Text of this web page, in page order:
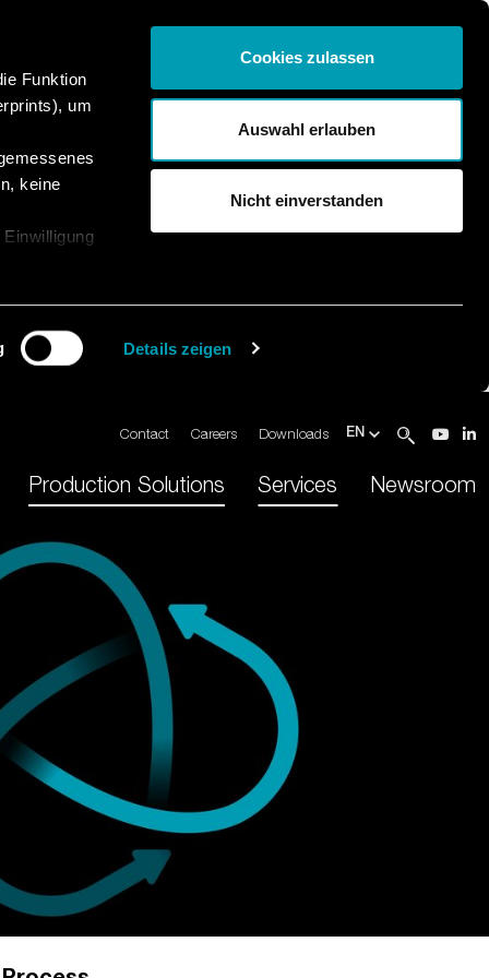
Funktion
um
keine
Details zeigen
Cookies zulassen
Auswahl erlauben
Nicht einverstanden
Production Solutions Services Newsroom
EN
Contact Careers Downloads